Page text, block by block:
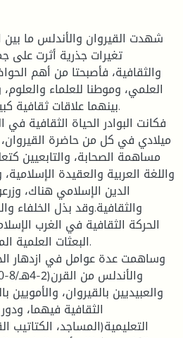
تغيرات جذرية أثرت على
والثقافية، فأصبحتا من أهم
العلمي، وموطنا للعلماء
بينهما علاقات ثقافية
فكانت البوادر الحياة الثقافية
ميلادي في كل من حاضرة
مساهمة الصحابة، والتابعيين
واللغة العربية والعقيدة
الدين الإسلامي هناك،
والثقافية.وقد بذل الخلفاء
الحركة الثقافية في الغرب
البعثات العلمية
وساهمت عدة عوامل في ازدهار
والعبيديين بالقيروان،
الثقافية فيهما،
التعليمية(المساجد، الكتاتيب